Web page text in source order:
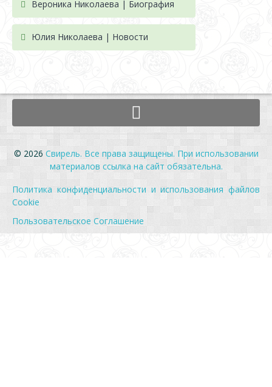
Вероника Николаева | Биография
Юлия Николаева | Новости
© 2026 Свирель. Все права защищены. При использовании
материалов ссылка на сайт обязательна.
Политика конфиденциальности и использования файлов
Cookie
Пользовательское Соглашение